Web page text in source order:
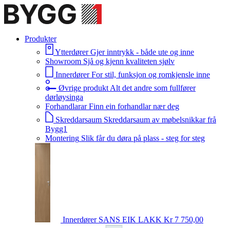
Produkter
Ytterdører Gjer inntrykk - både ute og inne
Showroom Sjå og kjenn kvaliteten sjølv
Innerdører For stil, funksjon og romkjensle inne
Øvrige produkt Alt det andre som fullfører
dørløysinga
Forhandlarar Finn ein forhandlar nær deg
Skreddarsaum Skreddarsaum av møbelsnikkar frå
Bygg1
Montering Slik får du døra på plass - steg for steg
Innerdører SANS EIK LAKK Kr 7 750,00